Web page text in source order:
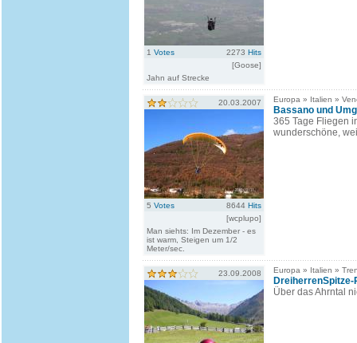
1 Votes 2273 Hits
[Goose]
Jahn auf Strecke
20.03.2007
5 Votes 8644 Hits
[wcplupo]
Man siehts: Im Dezember - es
ist warm, Steigen um 1/2
Meter/sec.
Europa » Italien »
Bassano und
365 Tage Fliegen
wunderschöne,
23.09.2008 Europa » Italien »
Über das Ahrntal